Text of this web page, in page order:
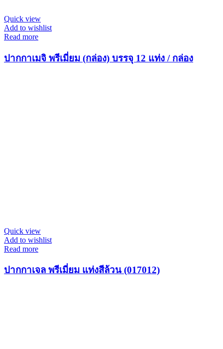
Quick view
Add to wishlist
Read more
ปากกาเมจิ พรีเมี่ยม (กล่อง) บรรจุ 12 แท่ง / กล่อง
Quick view
Add to wishlist
Read more
ปากกาเจล พรีเมี่ยม แท่งสีล้วน (017012)